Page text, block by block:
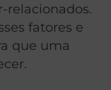
relacionados.
fatores e
que uma